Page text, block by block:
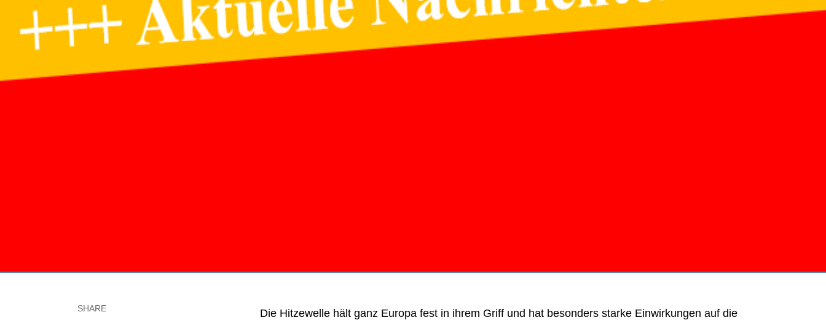
Die Hitzewelle hält ganz Europa fest in ihrem Griff und hat besonders starke Einwirkungen auf die